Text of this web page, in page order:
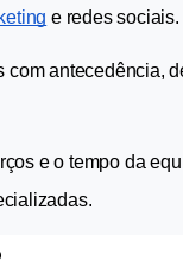
e redes sociais.
antecedência,
e o tempo da